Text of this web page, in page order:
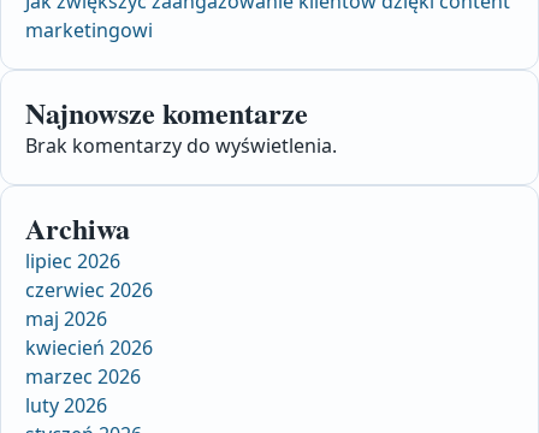
marketingowi
Najnowsze komentarze
Brak komentarzy do wyświetlenia.
Archiwa
lipiec 2026
czerwiec 2026
maj 2026
kwiecień 2026
marzec 2026
luty 2026